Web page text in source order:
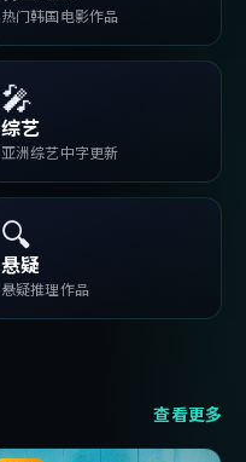
热门韩国电影作品
🎤
综艺
亚洲综艺中字更新
🔍
悬疑
悬疑推理作品
查看更多